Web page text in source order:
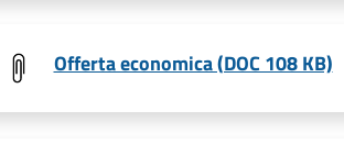
Offerta economica (DOC 108 KB)